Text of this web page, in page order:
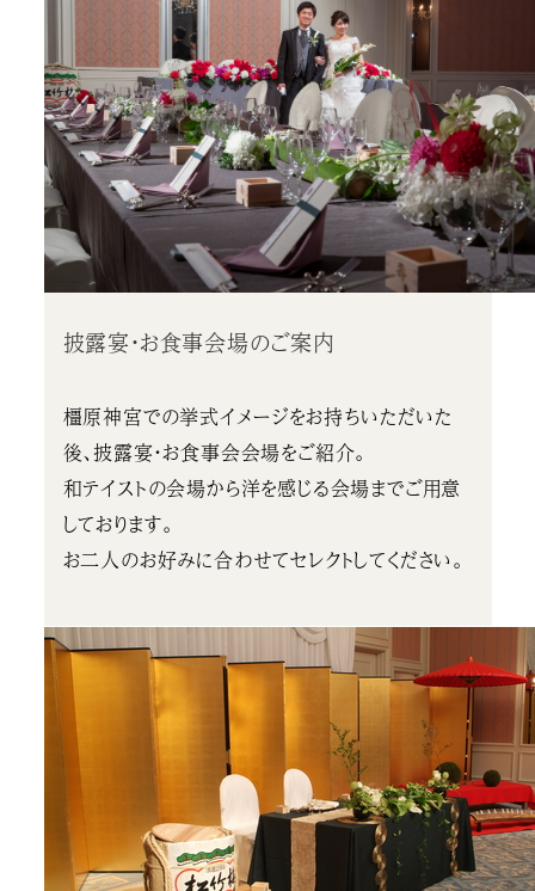
披露宴・お食事会場のご案内
橿原神宮での挙式イメージをお持ちいただいた
後、披露宴・お食事会会場をご紹介。
和テイストの会場から洋を感じる会場までご用意
しております。
お二人のお好みに合わせてセレクトしてください。